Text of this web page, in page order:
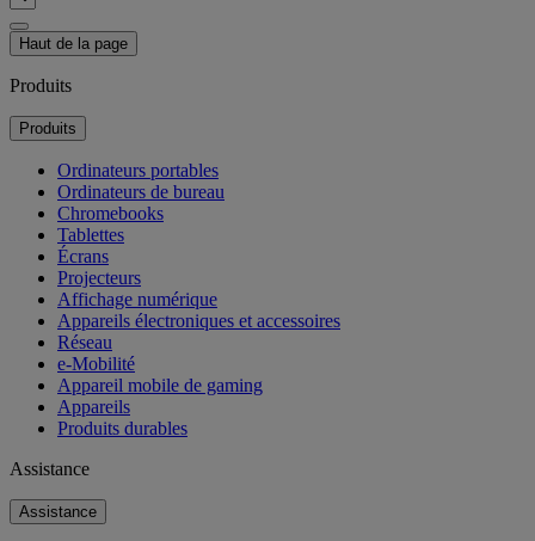
Haut de la page
Produits
Produits
Ordinateurs portables
Ordinateurs de bureau
Chromebooks
Tablettes
Écrans
Projecteurs
Affichage numérique
Appareils électroniques et accessoires
Réseau
e-Mobilité
Appareil mobile de gaming
Appareils
Produits durables
Assistance
Assistance